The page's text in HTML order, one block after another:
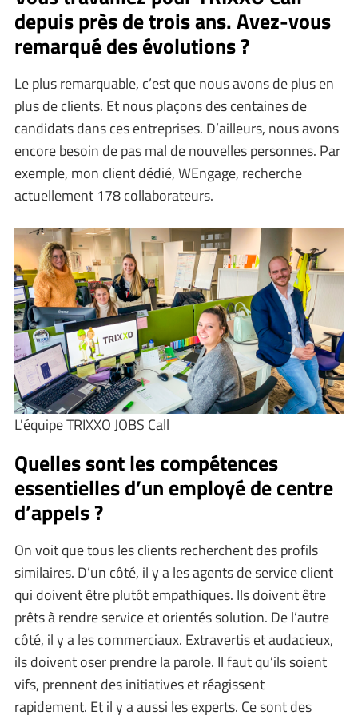
depuis près de trois ans. Avez-vous
remarqué des évolutions ?
Le plus remarquable, c’est que nous avons de plus en
plus de clients. Et nous plaçons des centaines de
candidats dans ces entreprises. D’ailleurs, nous avons
encore besoin de pas mal de nouvelles personnes. Par
exemple, mon client dédié, WEngage, recherche
actuellement 178 collaborateurs.
L'équipe TRIXXO JOBS Call
Quelles sont les compétences
essentielles d’un employé de centre
d’appels ?
On voit que tous les clients recherchent des profils
similaires. D’un côté, il y a les agents de service client
qui doivent être plutôt empathiques. Ils doivent être
prêts à rendre service et orientés solution. De l’autre
côté, il y a les commerciaux. Extravertis et audacieux,
ils doivent oser prendre la parole. Il faut qu’ils soient
vifs, prennent des initiatives et réagissent
rapidement. Et il y a aussi les experts. Ce sont des